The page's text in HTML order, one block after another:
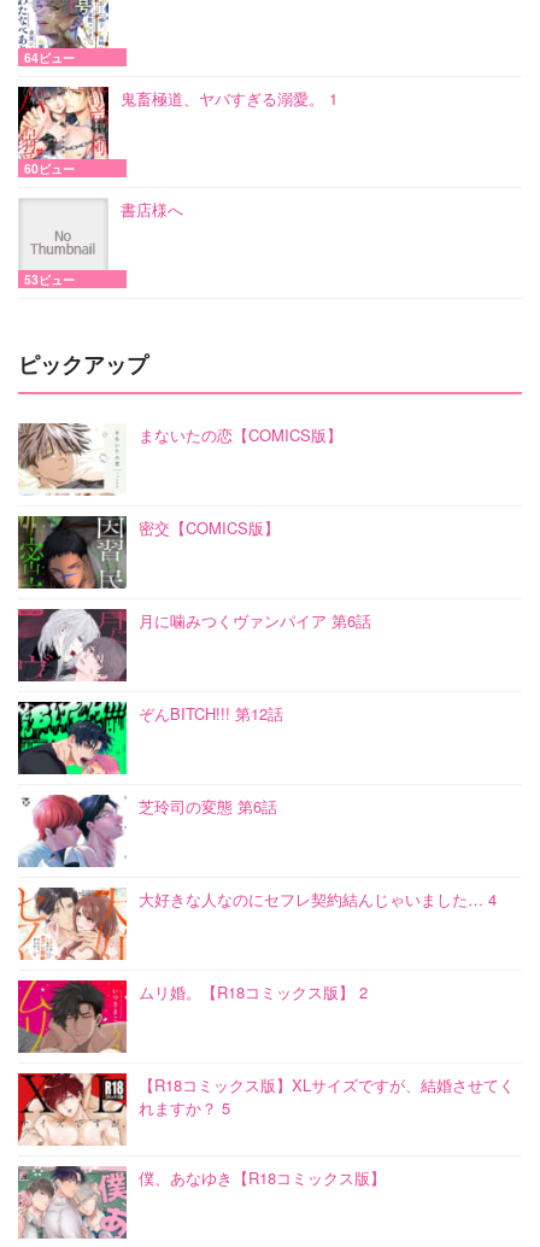
64ビュー
鬼畜極道、ヤバすぎる溺愛。 1
60ビュー
書店様へ
53ビュー
ピックアップ
まないたの恋【COMICS版】
密交【COMICS版】
月に噛みつくヴァンパイア 第6話
ぞんBITCH!!! 第12話
芝玲司の変態 第6話
大好きな人なのにセフレ契約結んじゃいました… 4
ムリ婚。【R18コミックス版】 2
【R18コミックス版】XLサイズですが、結婚させてく
れますか？ 5
僕、あなゆき【R18コミックス版】